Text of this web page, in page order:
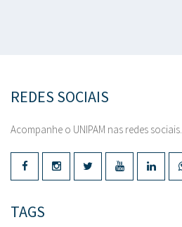
REDES SOCIAIS
Acompanhe o UNIPAM nas redes sociais.
TAGS